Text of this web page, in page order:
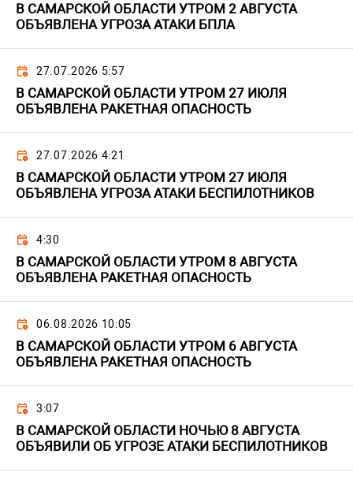
В САМАРСКОЙ ОБЛАСТИ УТРОМ 2 АВГУСТА
ОБЪЯВЛЕНА УГРОЗА АТАКИ БПЛА
27.07.2026 5:57
В САМАРСКОЙ ОБЛАСТИ УТРОМ 27 ИЮЛЯ
ОБЪЯВЛЕНА РАКЕТНАЯ ОПАСНОСТЬ
27.07.2026 4:21
В САМАРСКОЙ ОБЛАСТИ УТРОМ 27 ИЮЛЯ
ОБЪЯВЛЕНА УГРОЗА АТАКИ БЕСПИЛОТНИКОВ
4:30
В САМАРСКОЙ ОБЛАСТИ УТРОМ 8 АВГУСТА
ОБЪЯВЛЕНА РАКЕТНАЯ ОПАСНОСТЬ
06.08.2026 10:05
В САМАРСКОЙ ОБЛАСТИ УТРОМ 6 АВГУСТА
ОБЪЯВЛЕНА РАКЕТНАЯ ОПАСНОСТЬ
3:07
В САМАРСКОЙ ОБЛАСТИ НОЧЬЮ 8 АВГУСТА
ОБЪЯВИЛИ ОБ УГРОЗЕ АТАКИ БЕСПИЛОТНИКОВ